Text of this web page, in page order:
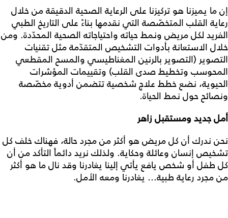
إن ما يميزنا هو تركيزنا على الرعاية الصحية الدقيقة من خلال
رعاية القلب المتخصّصة التي نقدمها بناءً على التاريخ الطبي
الفريد لكل مريض ونمط حياته واحتياجاته الصحية المحدّدة. ومن
خلال الاستعانة بأدوات التشخيص المتقدّمة مثل تقنيات
التصوير (التصوير بالرنين المغناطيسي والمسح المقطعي
المحوسب وتخطيط صدى القلب) وتقييمات المؤشرات
الحيوية، نضع خطط علاج شخصية تتضمن أدوية مخصّصة
ونصائح حول نمط الحياة.
أمل جديد ومستقبل زاهر
نحن ندرك أن كل مريض هو أكثر من مجرد حالة، فهناك خلف كل
تشخيص إنسان وعائلة وحكاية. ولذلك نريد دائماً التأكد من أن
كل طفل أو شخص يافع يأتي إلينا يغادرنا وقد نال ما هو أكثر
من مجرد رعاية طبية... يغادرنا ومعه الأمل.